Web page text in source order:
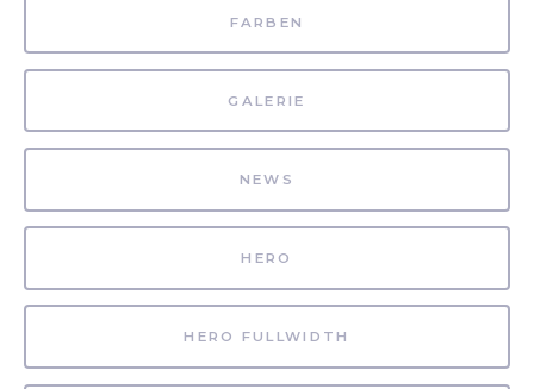
FARBEN
GALERIE
NEWS
HERO
HERO FULLWIDTH